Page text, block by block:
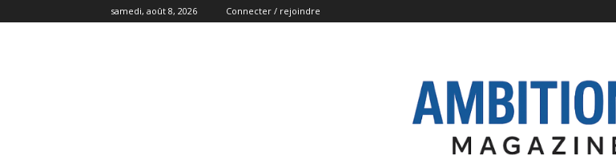
samedi, août 8, 2026 Connecter / rejoindre